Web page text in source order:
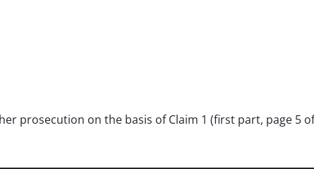
prosecution on the basis of Claim 1 (first part, page 5